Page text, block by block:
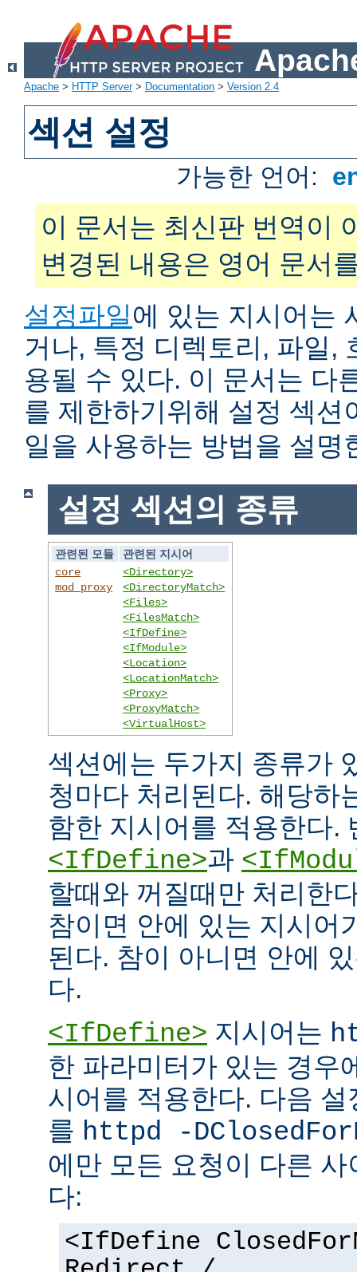
Apache > HTTP Server> Documentation > Version 2.4
섹션 설정
가능한 언어:
이 문서는 최신판 번역이
변경된 내용은 영어 문서
설정파일에 있는 지시어는
거나, 특정 디렉토리, 파일,
용될 수 있다. 이 문서는 다
를 제한하기위해 설정 섹션
일을 사용하는 방법을 설명
설정 섹션의 종류
관련된 모듈
관련된 지시어
core
mod_proxy
<Directory>
<DirectoryMatch>
<Files>
<FilesMatch>
<IfDefine>
<IfModule>
<Location>
<LocationMatch>
<Proxy>
<ProxyMatch>
<VirtualHost>
섹션에는 두가지 종류가
청마다 처리된다. 해당하
함한 지시어를 적용한다.
<IfDefine>과
할때와 꺼질때만 처리한
참이면 안에 있는 지시어
된다. 참이 아니면 안에
다.
<IfDefine> 지시어는
한 파라미터가 있는 경우
시어를 적용한다. 다음
를 httpd -
에만 모든 요청이 다른
다:
<IfDefine